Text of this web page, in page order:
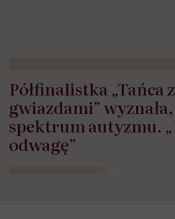
Półfinalistka „Tańca z
gwiazdami”
spektrum autyzmu.
odwagę”